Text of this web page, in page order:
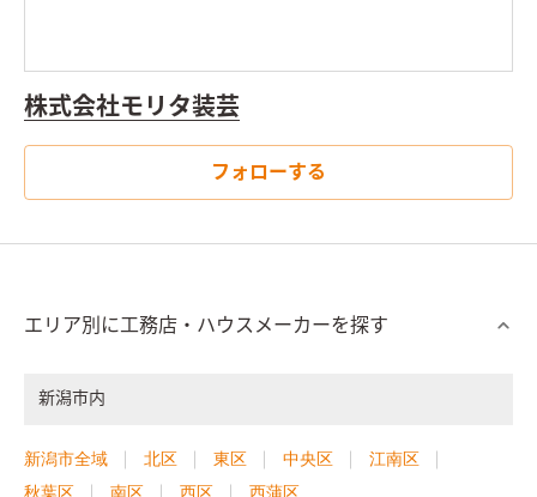
株式会社モリタ装芸
フォローする
エリア別に工務店・ハウスメーカーを探す
新潟市内
新潟市全域 北区 東区 中央区
江南区
秋葉区
南区 西区 西蒲区